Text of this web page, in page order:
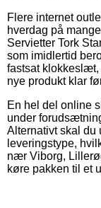
Flere internet
hverdag på
Servietter Tork
som imidlertid
fastsat klokkeslæt,
nye produkt klar
En hel del online
under
Alternativt skal
leveringstype,
nær Viborg,
køre pakken til et